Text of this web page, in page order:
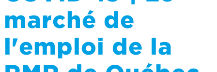
marché de
l'emploi de la